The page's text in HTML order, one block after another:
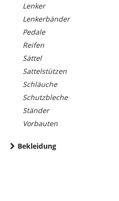
Lenker
Lenkerbänder
Pedale
Reifen
Sättel
Sattelstützen
Schläuche
Schutzbleche
Ständer
Vorbauten
Bekleidung